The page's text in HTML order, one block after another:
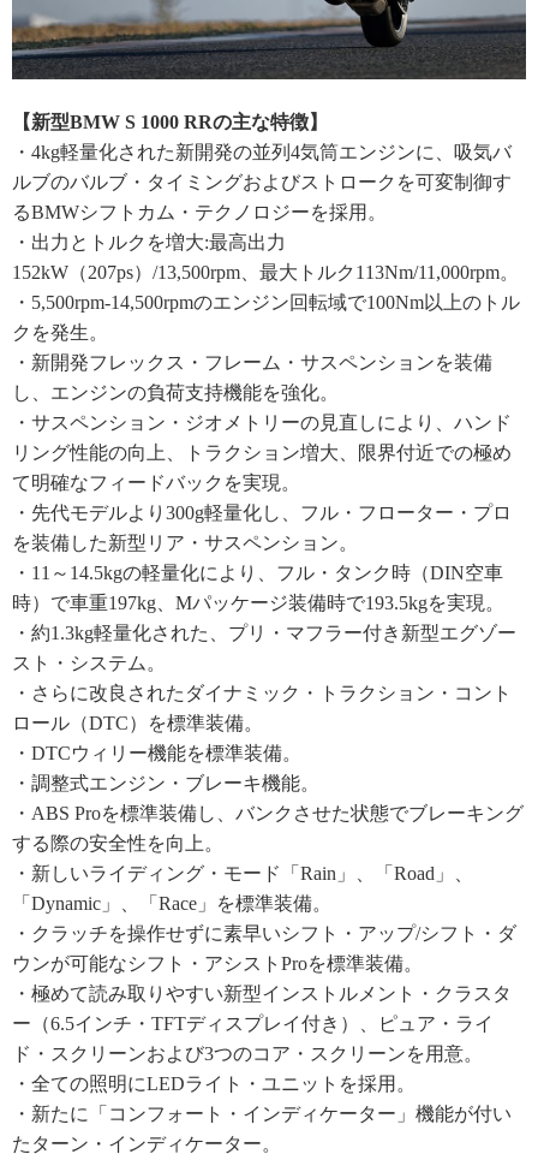
【新型BMW S 1000 RRの主な特徴】
・4kg軽量化された新開発の並列4気筒エンジンに、吸気バ
ルブのバルブ・タイミングおよびストロークを可変制御す
るBMWシフトカム・テクノロジーを採用。
・出力とトルクを増大:最高出力
152kW（207ps）/13,500rpm、最大トルク113Nm/11,000rpm。
・5,500rpm-14,500rpmのエンジン回転域で100Nm以上のトル
クを発生。
・新開発フレックス・フレーム・サスペンションを装備
し、エンジンの負荷支持機能を強化。
・サスペンション・ジオメトリーの見直しにより、ハンド
リング性能の向上、トラクション増大、限界付近での極め
て明確なフィードバックを実現。
・先代モデルより300g軽量化し、フル・フローター・プロ
を装備した新型リア・サスペンション。
・11～14.5kgの軽量化により、フル・タンク時（DIN空車
時）で車重197kg、Mパッケージ装備時で193.5kgを実現。
・約1.3kg軽量化された、プリ・マフラー付き新型エグゾー
スト・システム。
・さらに改良されたダイナミック・トラクション・コント
ロール（DTC）を標準装備。
・DTCウィリー機能を標準装備。
・調整式エンジン・ブレーキ機能。
・ABS Proを標準装備し、バンクさせた状態でブレーキング
する際の安全性を向上。
・新しいライディング・モード「Rain」、「Road」、
「Dynamic」、「Race」を標準装備。
・クラッチを操作せずに素早いシフト・アップ/シフト・ダ
ウンが可能なシフト・アシストProを標準装備。
・極めて読み取りやすい新型インストルメント・クラスタ
ー（6.5インチ・TFTディスプレイ付き）、ピュア・ライ
ド・スクリーンおよび3つのコア・スクリーンを用意。
・全ての照明にLEDライト・ユニットを採用。
・新たに「コンフォート・インディケーター」機能が付い
たターン・インディケーター。